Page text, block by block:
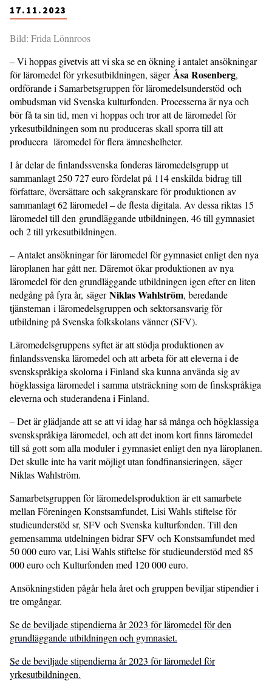
17.11.2023
Bild: Frida Lönnroos
– Vi hoppas givetvis att vi ska se en ökning i antalet ansökningar
för läromedel för yrkesutbildningen, sägerÅsa Rosenberg,
ordförande i Samarbetsgruppen för läromedelsunderstöd och
ombudsman vid Svenska kulturfonden. Processerna är nya och
bör få ta sin tid, men vi hoppas och tror att de läromedel för
yrkesutbildningen som nu produceras skall sporra till att
producera läromedel för flera ämneshelheter.
I år delar de finlandssvenska fonderas läromedelsgrupp ut
sammanlagt 250 727 euro fördelat på 114 enskilda bidrag till
författare, översättare och sakgranskare för produktionen av
sammanlagt 62 läromedel – de flesta digitala. Av dessa riktas 15
läromedel till den grundläggande utbildningen, 46 till gymnasiet
och 2 till yrkesutbildningen.
– Antalet ansökningar för läromedel för gymnasiet enligt den nya
läroplanen har gått ner. Däremot ökar produktionen av nya
läromedel för den grundläggande utbildningen igen efter en liten
nedgång på fyra år, sägerNiklas Wahlström, beredande
tjänsteman i läromedelsgruppen och sektorsansvarig för
utbildning på Svenska folkskolans vänner (SFV).
Läromedelsgruppens syftet är att stödja produktionen av
finlandssvenska läromedel och att arbeta för att eleverna i de
svenskspråkiga skolorna i Finland ska kunna använda sig av
högklassiga läromedel i samma utsträckning som de finskspråkiga
eleverna och studerandena i Finland.
– Det är glädjande att se att vi idag har så många och högklassiga
svenskspråkiga läromedel, och att det inom kort finns läromedel
till så gott som alla moduler i gymnasiet enligt den nya läroplanen.
Det skulle inte ha varit möjligt utan fondfinansieringen, säger
Niklas Wahlström.
Samarbetsgruppen för läromedelsproduktion är ett samarbete
mellan Föreningen Konstsamfundet, Lisi Wahls stiftelse för
studieunderstöd sr, SFV och Svenska kulturfonden. Till den
gemensamma utdelningen bidrar SFV och Konstsamfundet med
50 000 euro var, Lisi Wahls stiftelse för studieunderstöd med 85
000 euro och Kulturfonden med 120 000 euro.
Ansökningstiden pågår hela året och gruppen beviljar stipendier i
tre omgångar.
Se de beviljade stipendierna år 2023 för läromedel för den
grundläggande utbildningen och gymnasiet.
Se de beviljade stipendierna år 2023 för läromedel för
yrkesutbildningen.